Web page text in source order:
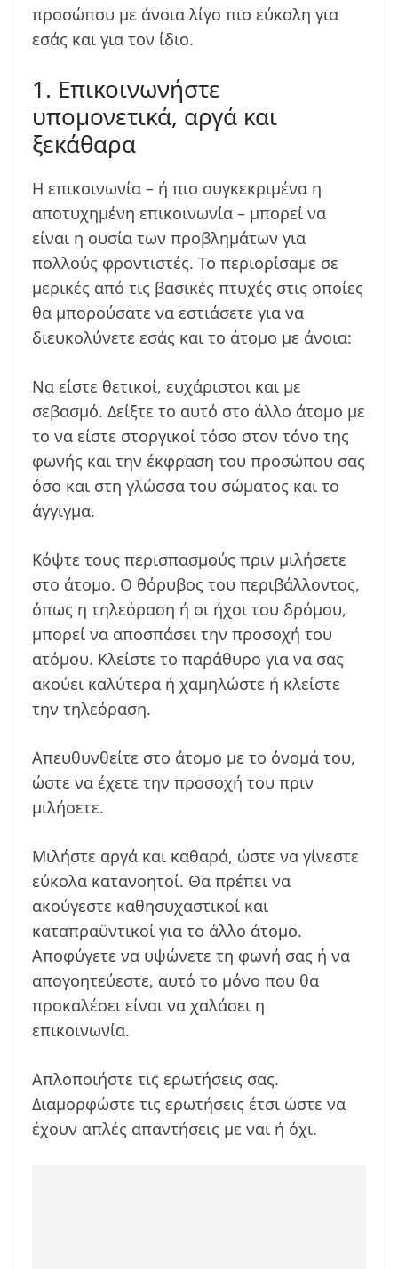
προσώπου με άνοια λίγο πιο εύκολη για
εσάς και για τον ίδιο.
1. Επικοινωνήστε
υπομονετικά, αργά και
ξεκάθαρα
Η επικοινωνία – ή πιο συγκεκριμένα η
αποτυχημένη επικοινωνία – μπορεί να
είναι η ουσία των προβλημάτων για
πολλούς φροντιστές. Το περιορίσαμε σε
μερικές από τις βασικές πτυχές στις οποίες
θα μπορούσατε να εστιάσετε για να
διευκολύνετε εσάς και το άτομο με άνοια:
Να είστε θετικοί, ευχάριστοι και με
σεβασμό. Δείξτε το αυτό στο άλλο άτομο με
το να είστε στοργικοί τόσο στον τόνο της
φωνής και την έκφραση του προσώπου σας
όσο και στη γλώσσα του σώματος και το
άγγιγμα.
Κόψτε τους περισπασμούς πριν μιλήσετε
στο άτομο. Ο θόρυβος του περιβάλλοντος,
όπως η τηλεόραση ή οι ήχοι του δρόμου,
μπορεί να αποσπάσει την προσοχή του
ατόμου. Κλείστε το παράθυρο για να σας
ακούει καλύτερα ή χαμηλώστε ή κλείστε
την τηλεόραση.
Απευθυνθείτε στο άτομο με το όνομά του,
ώστε να έχετε την προσοχή του πριν
μιλήσετε.
Μιλήστε αργά και καθαρά, ώστε να γίνεστε
εύκολα κατανοητοί. Θα πρέπει να
ακούγεστε καθησυχαστικοί και
καταπραϋντικοί για το άλλο άτομο.
Αποφύγετε να υψώνετε τη φωνή σας ή να
απογοητεύεστε, αυτό το μόνο που θα
προκαλέσει είναι να χαλάσει η
επικοινωνία.
Απλοποιήστε τις ερωτήσεις σας.
Διαμορφώστε τις ερωτήσεις έτσι ώστε να
έχουν απλές απαντήσεις με ναι ή όχι.